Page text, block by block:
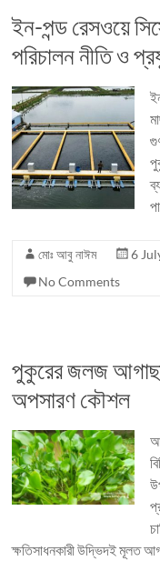
ইন-পন্ড রেসওয়ে
পরিচালন নীতি ও
মোঃ আবু নাঈম 6
No Comments
পুকুরের জলজ
অপসারণ কৌশল
ক্ষতিসাধনকারী উদ্ভিদই মূলত